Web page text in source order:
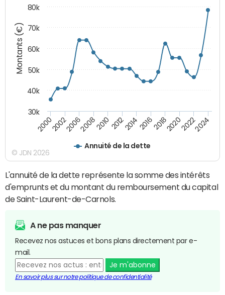
Montants (€)
Annuité de la dette
20002002200620082010 2012201420162018202020222024
30k
40k
50k
60k
70k
80k
© JDN 2026
L'annuité de la dette représente la somme des intérêts
d'emprunts et du montant du remboursement du capital
de Saint-Laurent-de-Carnols.
A ne pas manquer
Recevez nos astuces et bons plans directement par e-
mail.
Je m'abonne
En savoir plus sur notre politique de confidentialité